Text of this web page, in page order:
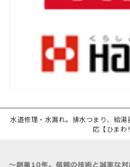
水道修理・水漏れ。排水つまり、給
応【ひま